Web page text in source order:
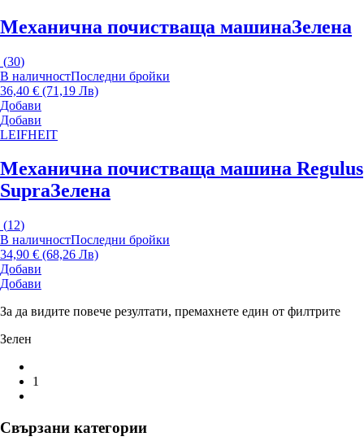
Механична почистваща машинаЗелена
(30)
В наличностПоследни бройки
36,40 € (71,19 Лв)
Добави
Добави
LEIFHEIT
Механична почистваща машина Regulus
SupraЗелена
(12)
В наличностПоследни бройки
34,90 € (68,26 Лв)
Добави
Добави
За да видите повече резултати, премахнете един от филтрите
Зелен
1
Свързани категории